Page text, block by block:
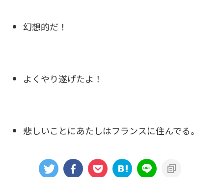
幻想的だ！
よくやり遂げたよ！
悲しいことにあたしはフランスに住んでる。